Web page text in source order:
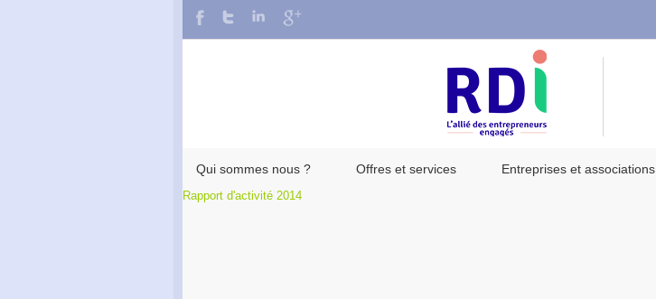
Qui sommes nous ? Offres et services Entreprises et associations
Rapport d'activité 2014